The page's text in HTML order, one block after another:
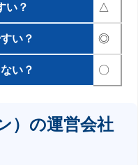
い？ △
い？ ◎
い？ 〇
）の運営会社